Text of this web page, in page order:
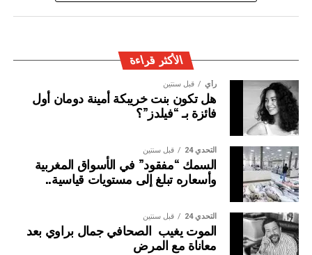
ويتولى تسيير جمعية تشجيع الرياضة في المقاولة بالمغرب
مكتب مؤلف من ثمانية أعضاء مؤسسين، هم: الاتحاد العام
لمقاولات المغرب، الصندوق التعاضدي المهني المغربي،
الفيدرالية المغربية للإعلام، الجمعية المغربية للرياضة والتنمية،
البنك المغربي للتجارة والصناعة، الغرفة الفرنسية للتجارة
والصناعة بالمغرب.
ويضم المكتب المسير ثلاثة نواب للرئيس، هم: السيدة نوال
المتوكل؛والسيد كمال لحلو؛ والسيد عبد العزيز العلوي.
الأكثر قراءة
رأي قبل سنتين
هل تكون بنت خريبكة أمينة دومان أول
فائزة بـ “فيلدز”؟
التحدي 24 قبل سنتين
السمك “مفقود” في الأسواق المغربية
وأسعاره تبلغ إلى مستويات قياسية..
التحدي 24 قبل سنتين
الموت يغيب الصحافي جمال براوي بعد
معاناة مع المرض